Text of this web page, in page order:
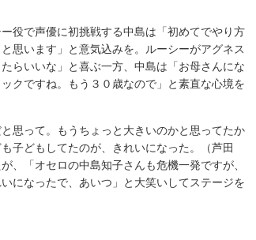
役で声優に初挑戦する中島は「初めてでやり方
思います」と意気込みを。ルーシーがアグネス
らいいな」と喜ぶ一方、中島は「お母さんにな
クですね。もう３０歳なので」と素直な心境を
思って。もうちょっと大きいのかと思ってたか
子どもしてたのが、きれいになった。（芦田
、「オセロの中島知子さんも危機一発ですが、
になったで、あいつ」と大笑いしてステージを